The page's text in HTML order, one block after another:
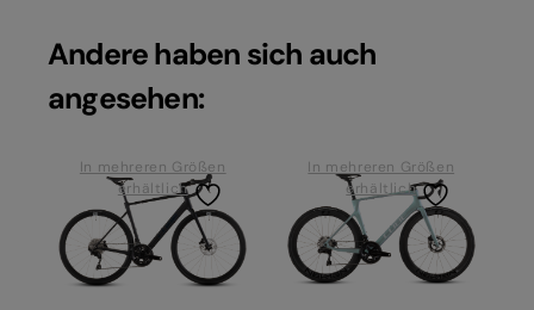
Andere haben sich auch
angesehen:
In mehreren Größen
erhältlich
In mehreren Größen
erhältlich